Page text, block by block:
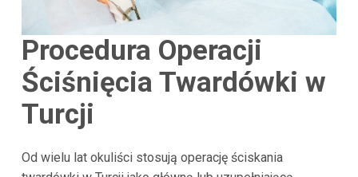
Procedura Operacji
Ściśnięcia Twardówki w
Turcji
Od wielu lat okuliści stosują operację ściskania